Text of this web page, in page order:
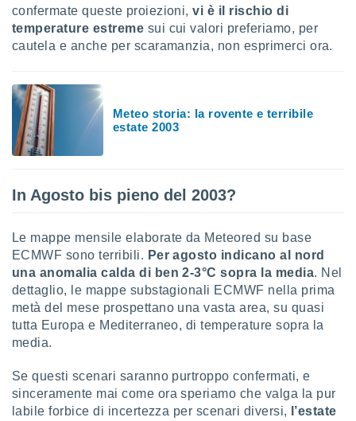
confermate queste proiezioni,vi è il rischio di
temperature estreme sui cui valori preferiamo, per
cautela e anche per scaramanzia, non esprimerci ora.
Meteo storia: la rovente e terribile
estate 2003
In Agosto bis pieno del 2003?
Le mappe mensile elaborate da Meteored su base
ECMWF sono terribili. Per agosto indicano al nord
una anomalia calda di ben 2-3°C sopra la media. Nel
dettaglio, le mappe substagionali ECMWF nella prima
metà del mese prospettano una vasta area, su quasi
tutta Europa e Mediterraneo, di temperature sopra la
media.
Se questi scenari saranno purtroppo confermati, e
sinceramente mai come ora speriamo che valga la pur
labile forbice di incertezza per scenari diversi, l’estate